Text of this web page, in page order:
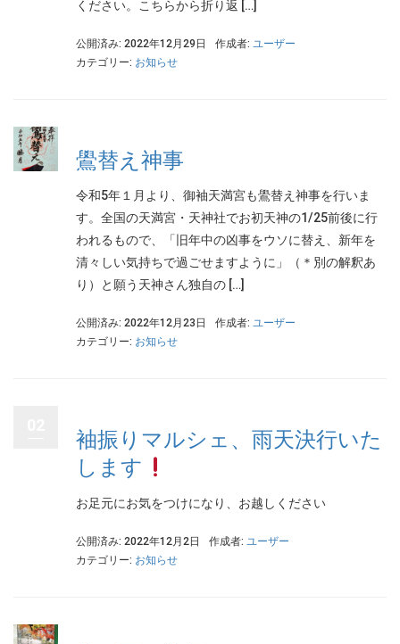
ください。こちらから折り返 […]
公開済み: 2022年12月29日 作成者: ユーザー
カテゴリー: お知らせ
鷽替え神事
令和5年１月より、御袖天満宮も鷽替え神事を行いま
す。全国の天満宮・天神社でお初天神の1/25前後に行
われるもので、「旧年中の凶事をウソに替え、新年を
清々しい気持ちで過ごせますように」（＊別の解釈あ
り）と願う天神さん独自の […]
公開済み: 2022年12月23日 作成者: ユーザー
カテゴリー: お知らせ
袖振りマルシェ、雨天決行いた
します
お足元にお気をつけになり、お越しください
公開済み: 2022年12月2日 作成者: ユーザー
カテゴリー: お知らせ